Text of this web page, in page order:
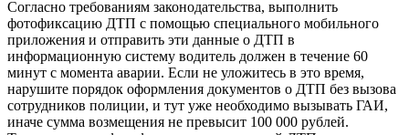
Согласно требованиям законодательства, выполнить
фотофиксацию ДТП с помощью специального мобильного
приложения и отправить эти данные о ДТП в
информационную систему водитель должен в течение 60
минут с момента аварии. Если не уложитесь в это время,
нарушите порядок оформления документов о ДТП без вызова
сотрудников полиции, и тут уже необходимо вызывать ГАИ,
иначе сумма возмещения не превысит 100 000 рублей.